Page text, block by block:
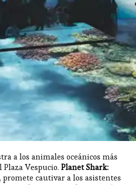
a los animales oceánicos más
Vespucio. Planet Shark:
, promete cautivar a los asistentes